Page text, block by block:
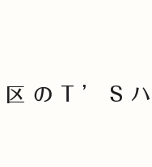
のT’Sハ